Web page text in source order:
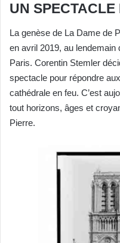
UN
La genèse de La Dame de
en avril 2019, au lendemain
Paris. Corentin Stemler
spectacle pour répondre
cathédrale en feu. C’est
tout horizons, âges et
Pierre.